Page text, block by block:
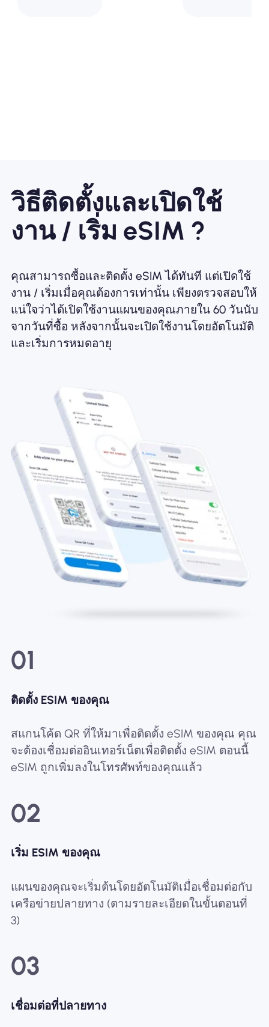
วิธีติดตั้งและเปิดใช้
งาน / เริ่ม eSIM ?
คุณสามารถซื้อและติดตั้ง eSIM ได้ทันที แต่เปิดใช้
งาน / เริ่มเมื่อคุณต้องการเท่านั้น เพียงตรวจสอบให้
แน่ใจว่าได้เปิดใช้งานแผนของคุณภายใน 60 วันนับ
จากวันที่ซื้อ หลังจากนั้นจะเปิดใช้งานโดยอัตโนมัติ
และเริ่มการหมดอายุ
01
ติดตั้ง ESIM ของคุณ
สแกนโค้ด QR ที่ให้มาเพื่อติดตั้ง eSIM ของคุณ คุณ
จะต้องเชื่อมต่ออินเทอร์เน็ตเพื่อติดตั้ง eSIM ตอนนี้
eSIM ถูกเพิ่มลงในโทรศัพท์ของคุณแล้ว
02
เริ่ม ESIM ของคุณ
แผนของคุณจะเริ่มต้นโดยอัตโนมัติเมื่อเชื่อมต่อกับ
เครือข่ายปลายทาง (ตามรายละเอียดในขั้นตอนที่
3)
03
เชื่อมต่อที่ปลายทาง